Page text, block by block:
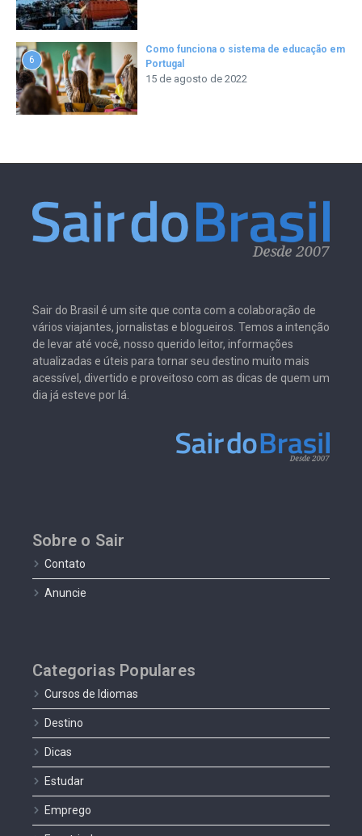
6
Como funciona o sistema de educação em
Portugal
15 de agosto de 2022
Sair do Brasil é um site que conta com a colaboração de
vários viajantes, jornalistas e blogueiros. Temos a intenção
de levar até você, nosso querido leitor, informações
atualizadas e úteis para tornar seu destino muito mais
acessível, divertido e proveitoso com as dicas de quem um
dia já esteve por lá.
Sobre o Sair
Contato
Anuncie
Categorias Populares
Cursos de Idiomas
Destino
Dicas
Estudar
Emprego